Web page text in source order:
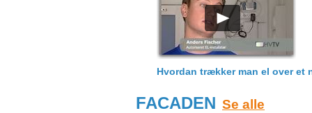
Hvordan trækker man el over et
FACADEN Se alle